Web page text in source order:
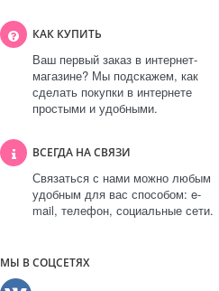
КАК КУПИТЬ
Ваш первый заказ в интернет-
магазине? Мы подскажем, как
сделать покупки в интернете
простыми и удобными.
ВСЕГДА НА СВЯЗИ
Связаться с нами можно любым
удобным для вас способом: e-
mail, телефон, социальные сети.
МЫ В СОЦСЕТЯХ